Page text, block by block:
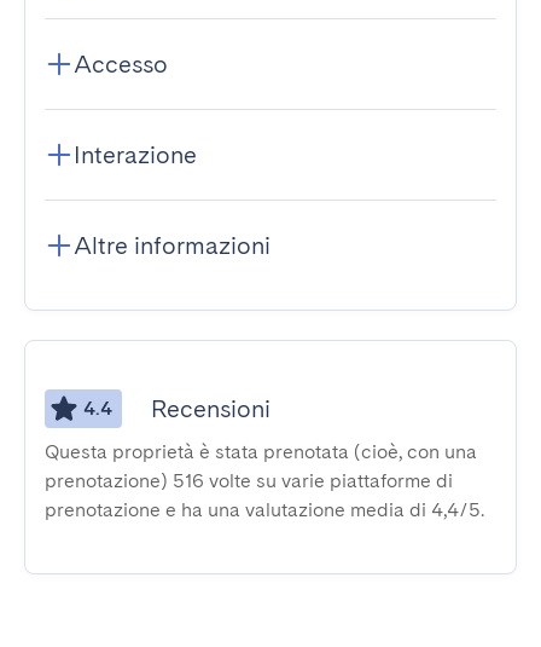
Accesso
Interazione
Altre informazioni
4.4 Recensioni
Questa proprietà è stata prenotata (cioè, con una
prenotazione) 516 volte su varie piattaforme di
prenotazione e ha una valutazione media di 4,4/5.